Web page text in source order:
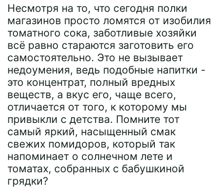
Несмотря на то, что сегодня полки
магазинов просто ломятся от изобилия
томатного сока, заботливые хозяйки
всё равно стараются заготовить его
самостоятельно. Это не вызывает
недоумения, ведь подобные напитки -
это концентрат, полный вредных
веществ, а вкус его, чаще всего,
отличается от того, к которому мы
привыкли с детства. Помните тот
самый яркий, насыщенный смак
свежих помидоров, который так
напоминает о солнечном лете и
томатах, собранных с бабушкиной
грядки?